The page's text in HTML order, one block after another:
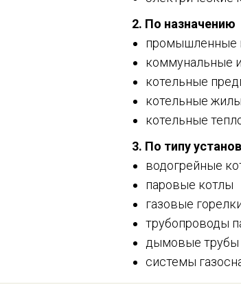
2. По назначению
промышленные
коммунальные
котельные
котельные
котельные
3. По типу
водогрейные
паровые котлы
газовые
трубопроводы
дымовые трубы
системы